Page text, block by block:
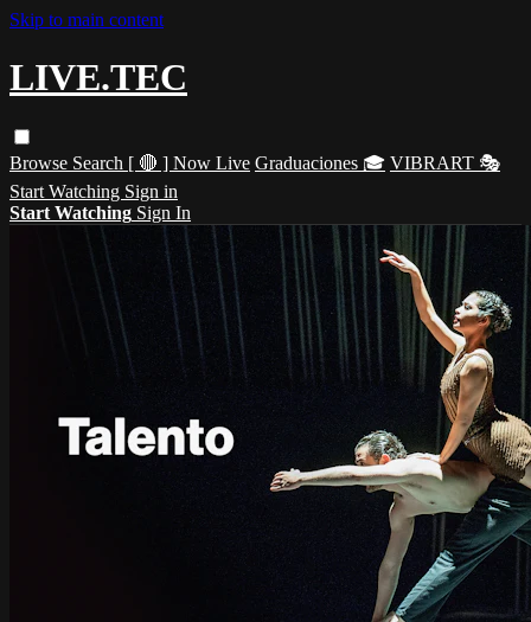
Skip to main content
LIVE.TEC
Browse Search [ 🔴 ] Now Live Graduaciones 🎓 VIBRART 🎭
Start Watching Sign in
Start Watching Sign In